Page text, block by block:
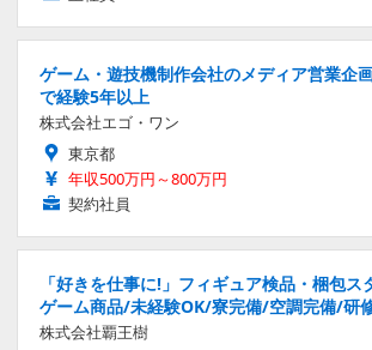
ゲーム・遊技機制作会社のメディア営業企
で経験5年以上
株式会社エゴ・ワン
東京都
年収500万円～800万円
契約社員
「好きを仕事に!」フィギュア検品・梱包ス
ゲーム商品/未経験OK/寮完備/空調完備/研
株式会社覇王樹